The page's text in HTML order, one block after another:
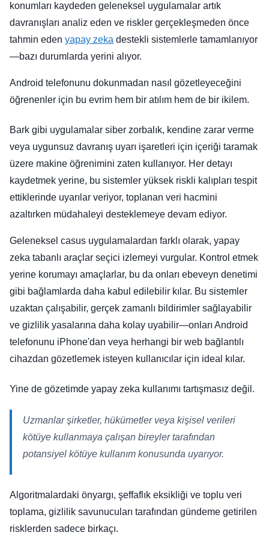
konumları kaydeden geleneksel uygulamalar artık
davranışları analiz eden ve riskler gerçekleşmeden önce
tahmin eden yapay zeka destekli sistemlerle tamamlanıyor
—bazı durumlarda yerini alıyor.
Android telefonunu dokunmadan nasıl gözetleyeceğini
öğrenenler için bu evrim hem bir atılım hem de bir ikilem.
Bark gibi uygulamalar siber zorbalık, kendine zarar verme
veya uygunsuz davranış uyarı işaretleri için içeriği taramak
üzere makine öğrenimini zaten kullanıyor. Her detayı
kaydetmek yerine, bu sistemler yüksek riskli kalıpları tespit
ettiklerinde uyarılar veriyor, toplanan veri hacmini
azaltırken müdahaleyi desteklemeye devam ediyor.
Geleneksel casus uygulamalardan farklı olarak, yapay
zeka tabanlı araçlar seçici izlemeyi vurgular. Kontrol etmek
yerine korumayı amaçlarlar, bu da onları ebeveyn denetimi
gibi bağlamlarda daha kabul edilebilir kılar. Bu sistemler
uzaktan çalışabilir, gerçek zamanlı bildirimler sağlayabilir
ve gizlilik yasalarına daha kolay uyabilir—onları Android
telefonunu iPhone'dan veya herhangi bir web bağlantılı
cihazdan gözetlemek isteyen kullanıcılar için ideal kılar.
Yine de gözetimde yapay zeka kullanımı tartışmasız değil.
Uzmanlar şirketler, hükümetler veya kişisel verileri
kötüye kullanmaya çalışan bireyler tarafından
potansiyel kötüye kullanım konusunda uyarıyor.
Algoritmalardaki önyargı, şeffaflık eksikliği ve toplu veri
toplama, gizlilik savunucuları tarafından gündeme getirilen
risklerden sadece birkaçı.